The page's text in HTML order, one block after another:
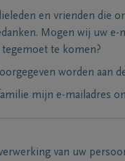
en vrienden die
Mogen wij uw e-
te komen?
worden aan
mijn e-mailadres
van uw